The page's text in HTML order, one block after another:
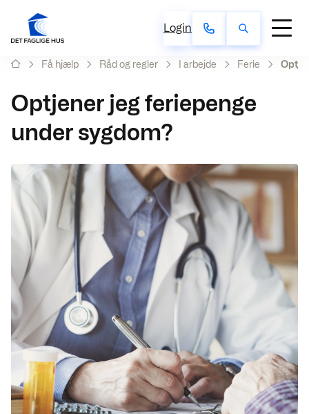
Login
Få hjælp Råd og regler I arbejde Ferie
Optjener jeg feriepenge
under sygdom?